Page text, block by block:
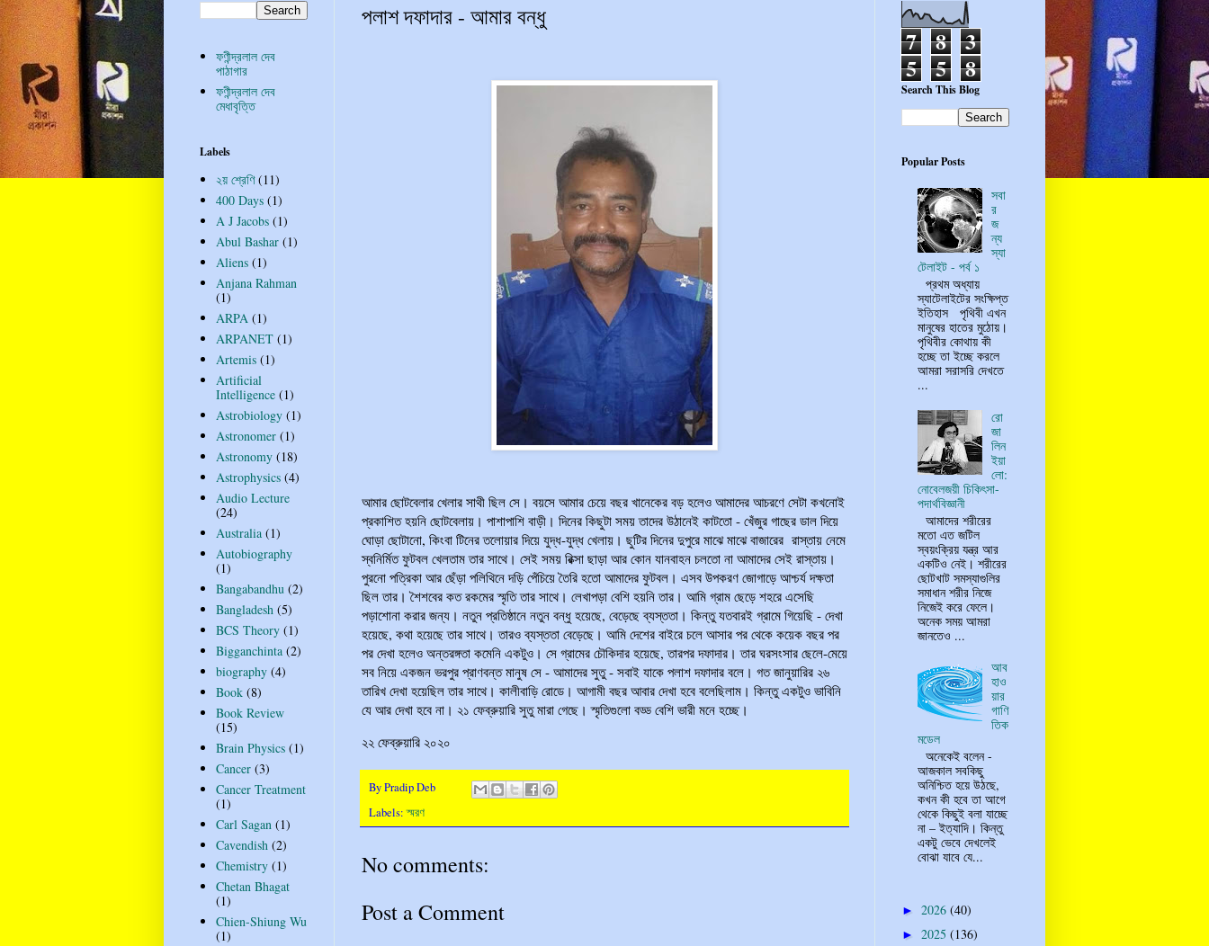
পলাশ দফাদার - আমার বন্ধু
আমার ছোটবেলার খেলার সাথী ছিল সে। বয়সে আমার চেয়ে বছর খানেকের বড় হলেও আমাদের আচরণে সেটা কখনোই
প্রকাশিত হয়নি ছোটবেলায়। পাশাপাশি বাড়ী। দিনের কিছুটা সময় তাদের উঠানেই কাটতো - খেঁজুর গাছের ডাল দিয়ে
ঘোড়া ছোটানো, কিংবা টিনের তলোয়ার দিয়ে যুদ্ধ-যুদ্ধ খেলায়। ছুটির দিনের দুপুরে মাঝে মাঝে বাজারের রাস্তায় নেমে
স্বনির্মিত ফুটবল খেলতাম তার সাথে। সেই সময় রিক্সা ছাড়া আর কোন যানবাহন চলতো না আমাদের সেই রাস্তায়।
পুরনো পত্রিকা আর ছেঁড়া পলিথিনে দড়ি পেঁচিয়ে তৈরি হতো আমাদের ফুটবল। এসব উপকরণ জোগাড়ে আশ্চর্য দক্ষতা
ছিল তার। শৈশবের কত রকমের স্মৃতি তার সাথে। লেখাপড়া বেশি হয়নি তার। আমি গ্রাম ছেড়ে শহরে এসেছি
পড়াশোনা করার জন্য। নতুন প্রতিষ্ঠানে নতুন বন্ধু হয়েছে, বেড়েছে ব্যস্ততা। কিন্তু যতবারই গ্রামে গিয়েছি - দেখা
হয়েছে, কথা হয়েছে তার সাথে। তারও ব্যস্ততা বেড়েছে। আমি দেশের বাইরে চলে আসার পর থেকে কয়েক বছর পর
পর দেখা হলেও অন্তরঙ্গতা কমেনি একটুও। সে গ্রামের চৌকিদার হয়েছে, তারপর দফাদার। তার ঘরসংসার ছেলে-মেয়ে
সব নিয়ে একজন ভরপুর প্রাণবন্ত মানুষ সে - আমাদের সুতু - সবাই যাকে পলাশ দফাদার বলে। গত জানুয়ারির ২৬
তারিখ দেখা হয়েছিল তার সাথে। কালীবাড়ি রোডে। আগামী বছর আবার দেখা হবে বলেছিলাম। কিন্তু একটুও ভাবিনি
যে আর দেখা হবে না। ২১ ফেব্রুয়ারি সুতু মারা গেছে। স্মৃতিগুলো বড্ড বেশি ভারী মনে হচ্ছে।
২২ ফেব্রুয়ারি ২০২০
ByPradip Deb
Labels:স্মরণ
No comments:
Post a Comment
ফণীন্দ্রলাল দেব
পাঠাগার
ফণীন্দ্রলাল দেব
মেধাবৃত্তি
Labels
২য় শ্রেণি (11)
400 Days (1)
A J Jacobs (1)
Abul Bashar (1)
Aliens (1)
Anjana Rahman
(1)
ARPA (1)
ARPANET (1)
Artemis (1)
Artificial
Intelligence (1)
Astrobiology (1)
Astronomer (1)
Astronomy (18)
Astrophysics (4)
Audio Lecture
(24)
Australia (1)
Autobiography
(1)
Bangabandhu (2)
Bangladesh (5)
BCS Theory (1)
Bigganchinta (2)
biography (4)
Book (8)
Book Review
(15)
Brain Physics (1)
Cancer (3)
Cancer Treatment
(1)
Carl Sagan (1)
Cavendish (2)
Chemistry (1)
Chetan Bhagat
(1)
Chien-Shiung Wu
(1)
7 8 3
5 5 8
Search This Blog
Popular Posts
সবা
র
জ
ন্য
স্যা
টেলাইট - পর্ব ১
প্রথম অধ্যায়
স্যাটেলাইটের সংক্ষিপ্ত
ইতিহাস পৃথিবী এখন
মানুষের হাতের মুঠোয়।
পৃথিবীর কোথায় কী
হচ্ছে তা ইচ্ছে করলে
আমরা সরাসরি দেখতে
...
রো
জা
লিন
ইয়া
লো:
নোবেলজয়ী চিকিৎসা-
পদার্থবিজ্ঞানী
আমাদের শরীরের
মতো এত জটিল
স্বয়ংক্রিয় যন্ত্র আর
একটিও নেই। শরীরের
ছোটখাট সমস্যাগুলির
সমাধান শরীর নিজে
নিজেই করে ফেলে।
অনেক সময় আমরা
জানতেও ...
আব
হাও
য়ার
গাণি
তিক
মডেল
অনেকেই বলেন -
আজকাল সবকিছু
অনিশ্চিত হয়ে উঠছে,
কখন কী হবে তা আগে
থেকে কিছুই বলা যাচ্ছে
না – ইত্যাদি। কিন্তু
একটু ভেবে দেখলেই
বোঝা যাবে যে...
► 2026 (40)
► 2025 (136)